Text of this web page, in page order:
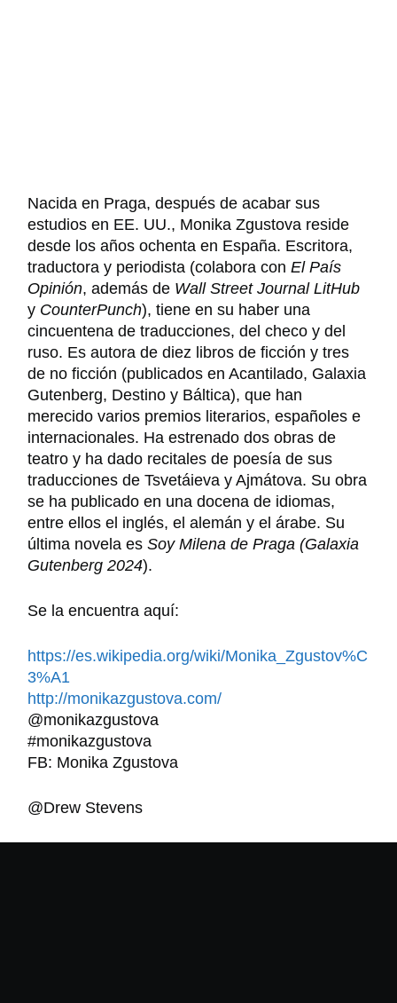
Nacida en Praga, después de acabar sus
estudios en EE. UU., Monika Zgustova reside
desde los años ochenta en España. Escritora,
traductora y periodista (colabora conEl País
Opinión, además de Wall Street Journal LitHub
y CounterPunch), tiene en su haber una
cincuentena de traducciones, del checo y del
ruso. Es autora de diez libros de ficción y tres
de no ficción (publicados en Acantilado, Galaxia
Gutenberg, Destino y Báltica), que han
merecido varios premios literarios, españoles e
internacionales. Ha estrenado dos obras de
teatro y ha dado recitales de poesía de sus
traducciones de Tsvetáieva y Ajmátova. Su obra
se ha publicado en una docena de idiomas,
entre ellos el inglés, el alemán y el árabe. Su
última novela esSoy Milena de Praga (Galaxia
Gutenberg 2024).
Se la encuentra aquí:
https://es.wikipedia.org/wiki/Monika_Zgustov%C
3%A1
http://monikazgustova.com/
@monikazgustova
#monikazgustova
FB: Monika Zgustova
@Drew Stevens